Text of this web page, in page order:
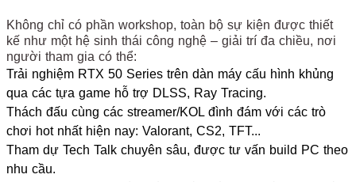
Không chỉ có phần workshop, toàn bộ sự kiện được thiết
kế như một hệ sinh thái công nghệ – giải trí đa chiều, nơi
người tham gia có thể:
Trải nghiệm RTX 50 Series trên dàn máy cấu hình khủng
qua các tựa game hỗ trợ DLSS, Ray Tracing.
Thách đấu cùng các streamer/KOL đình đám với các trò
chơi hot nhất hiện nay: Valorant, CS2, TFT...
Tham dự Tech Talk chuyên sâu, được tư vấn build PC theo
nhu cầu.